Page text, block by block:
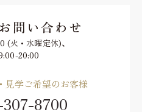
問い合わせ
(火・水曜定休)、
20:00
見学ご希望のお客様
8700